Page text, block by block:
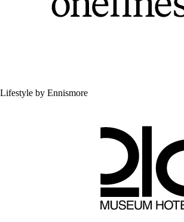
Lifestyle by Ennismore